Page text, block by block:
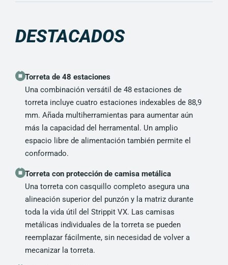
DESTACADOS
Torreta de 48 estaciones
Una combinación versátil de 48 estaciones de
torreta incluye cuatro estaciones indexables de 88,9
mm. Añada multiherramientas para aumentar aún
más la capacidad del herramental. Un amplio
espacio libre de alimentación también permite el
conformado.
Torreta con protección de camisa metálica
Una torreta con casquillo completo asegura una
alineación superior del punzón y la matriz durante
toda la vida útil del Strippit VX. Las camisas
metálicas individuales de la torreta se pueden
reemplazar fácilmente, sin necesidad de volver a
mecanizar la torreta.